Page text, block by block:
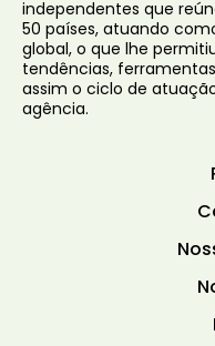
independentes que
50 países, atuando
global, o que lhe
tendências,
assim o ciclo de
agência.